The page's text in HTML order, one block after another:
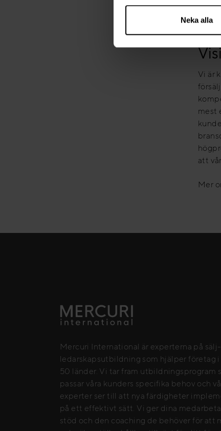
Neka alla
alla
Vi är
mest
att
Mer
Mercuri International är experterna på
ledarskapsutbildning som hjälper företag i
50 länder. Vi tar fram utbildningsprogram
passar våra kunders specifika behov och
experter ser till att nya färdigheter
på ett effektivt sätt. Vi ger dina
stöd och den coaching de behöver för att